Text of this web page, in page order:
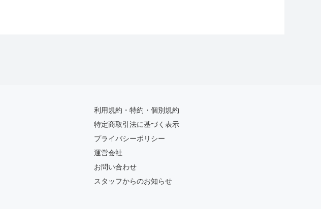
利用規約・特約・個別規約
特定商取引法に基づく表示
プライバシーポリシー
運営会社
お問い合わせ
スタッフからのお知らせ